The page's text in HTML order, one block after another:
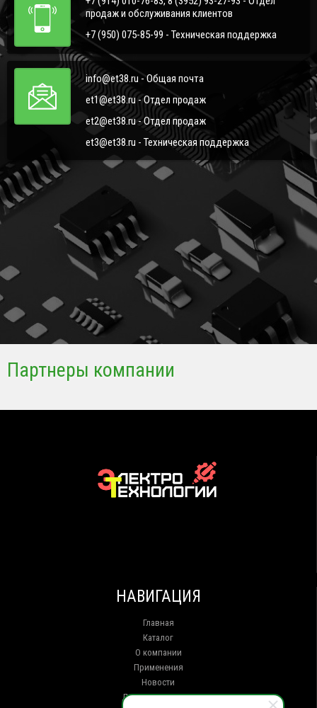
продаж и обслуживания клиентов
+7 (950) 075-85-99 - Техническая поддержка
info@et38.ru - Общая почта
et1@et38.ru - Отдел продаж
et2@et38.ru - Отдел продаж
et3@et38.ru - Техническая поддержка
Партнеры компании
НАВИГАЦИЯ
Главная
Каталог
О компании
Применения
Новости
Доставка и оплата